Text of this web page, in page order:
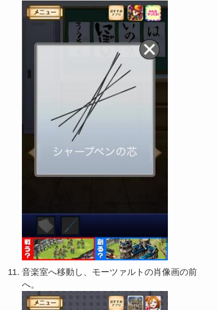
音楽室へ移動し、モーツァルトの肖像画の前
へ。